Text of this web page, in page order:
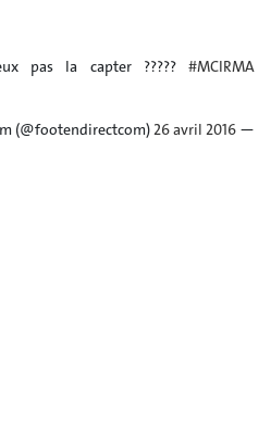
pas la capter ????? #MCIRMA
— FootenDirect.com (@footendirectcom)
26 avril 2016